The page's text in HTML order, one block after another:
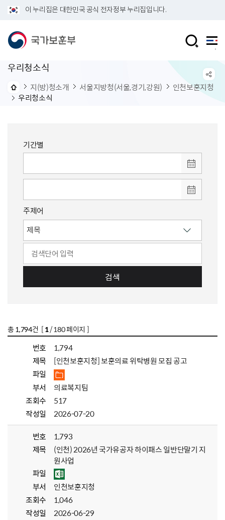
이 누리집은 대한민국 공식 전자정부 누리집입니다.
우리청소식
지(방)청소개 서울지방청(서울,경기,강원)
인천보훈지청
우리청소식
기간별
주제어
검색
총 1,794건 [1/ 180 페이지 ]
번호
1,794
제목
[인천보훈지청] 보훈의료 위탁병원 모집 공고
파일
부서
의료복지팀
조회수
517
작성일
2026-07-20
번호
1,793
제목
(인천) 2026년 국가유공자 하이패스 일반단말기 지
원사업
파일
부서
인천보훈지청
조회수
1,046
작성일
2026-06-29